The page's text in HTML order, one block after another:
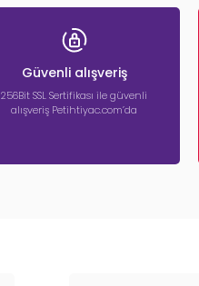
Güvenli alışveriş
256Bit SSL Sertifikası ile güvenli
alışveriş Petihtiyac.com’da